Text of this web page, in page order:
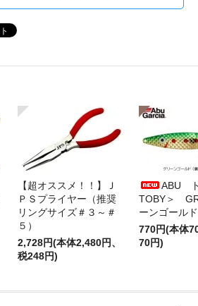
【超オススメ！！】Ｊ
ＰＳプライヤー（推奨
リングサイズ＃３～＃
５）
2,728円(本体2,480円、
税248円)
ABU
TOBY＞
ーンゴールド
770円(本体
70円)